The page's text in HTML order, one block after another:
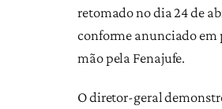
retomado no dia 24 de
conforme anunciado em
mão pela Fenajufe.
O diretor-geral